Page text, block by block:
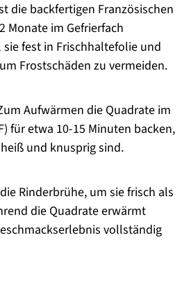
die backfertigen Französischen
Monate im Gefrierfach
fest in Frischhaltefolie und
Frostschäden zu vermeiden.
Aufwärmen die Quadrate im
für etwa 10-15 Minuten backen,
und knusprig sind.
Rinderbrühe, um sie frisch als
die Quadrate erwärmt
vollständig